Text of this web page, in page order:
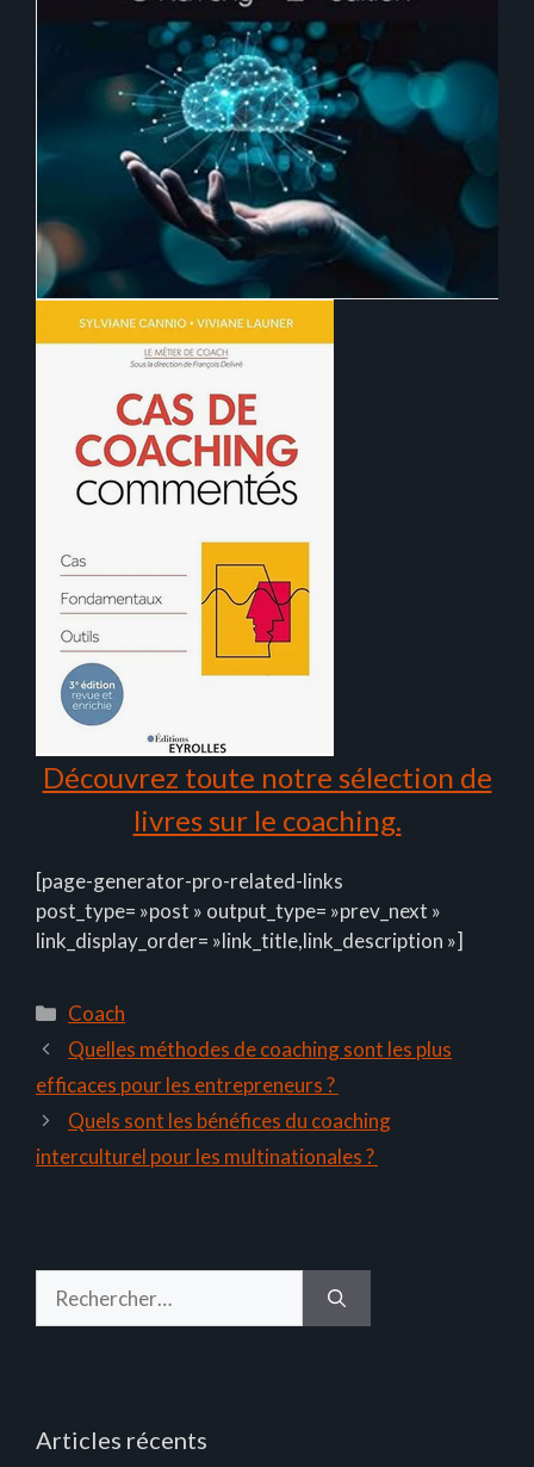
Découvrez toute notre sélection de
livres sur le coaching.
[page-generator-pro-related-links
post_type= »post » output_type= »prev_next »
link_display_order= »link_title,link_description »]
Catégories
Coach
Quelles méthodes de coaching sont les plus
efficaces pour les entrepreneurs ?
Quels sont les bénéfices du coaching
interculturel pour les multinationales ?
Articles récents